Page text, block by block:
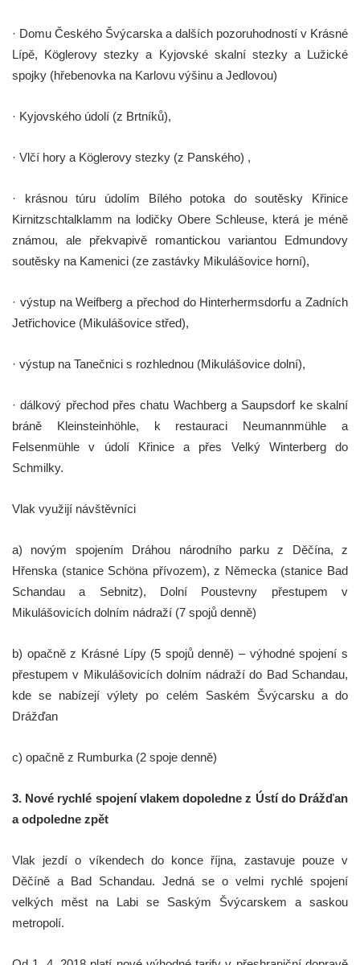
· Domu Českého Švýcarska a dalších pozoruhodností v Krásné
Lípě, Köglerovy stezky a Kyjovské skalní stezky a Lužické
spojky (hřebenovka na Karlovu výšinu a Jedlovou)
· Kyjovského údolí (z Brtníků),
· Vlčí hory a Köglerovy stezky (z Panského) ,
· krásnou túru údolím Bílého potoka do soutěsky Křinice
Kirnitzschtalklamm na lodičky Obere Schleuse, která je méně
známou, ale překvapivě romantickou variantou Edmundovy
soutěsky na Kamenici (ze zastávky Mikulášovice horní),
· výstup na Weifberg a přechod do Hinterhermsdorfu a Zadních
Jetřichovice (Mikulášovice střed),
· výstup na Tanečnici s rozhlednou (Mikulášovice dolní),
· dálkový přechod přes chatu Wachberg a Saupsdorf ke skalní
bráně Kleinsteinhöhle, k restauraci Neumannmühle a
Felsenmühle v údolí Křinice a přes Velký Winterberg do
Schmilky.
Vlak využijí návštěvníci
a) novým spojením Dráhou národního parku z Děčína, z
Hřenska (stanice Schöna přívozem), z Německa (stanice Bad
Schandau a Sebnitz), Dolní Poustevny přestupem v
Mikulášovicích dolním nádraží (7 spojů denně)
b) opačně z Krásné Lípy (5 spojů denně) – výhodné spojení s
přestupem v Mikulášovicích dolním nádraží do Bad Schandau,
kde se nabízejí výlety po celém Saském Švýcarsku a do
Drážďan
c) opačně z Rumburka (2 spoje denně)
3. Nové rychlé spojení vlakem dopoledne z Ústí do Drážďan
a odpoledne zpět
Vlak jezdí o víkendech do konce října, zastavuje pouze v
Děčíně a Bad Schandau. Jedná se o velmi rychlé spojení
velkých měst na Labi se Saským Švýcarskem a saskou
metropolí.